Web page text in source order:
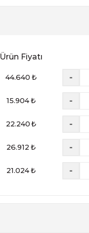
Ürün Fiyatı
44.640 ₺ -
15.904₺ -
22.240₺ -
26.912₺ -
21.024₺ -